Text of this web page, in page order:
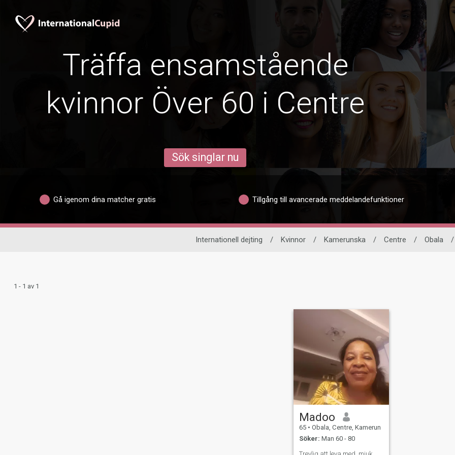
Träffa ensamstående
kvinnor Över 60 i Centre
Sök singlar nu
Gå igenom dina matcher gratis Tillgång till avancerade meddelandefunktioner
Internationell dejting / Kvinnor / Kamerunska / Centre / Obala /
1 - 1 av 1
Madoo
65 • Obala, Centre, Kamerun
Söker: Man 60 - 80